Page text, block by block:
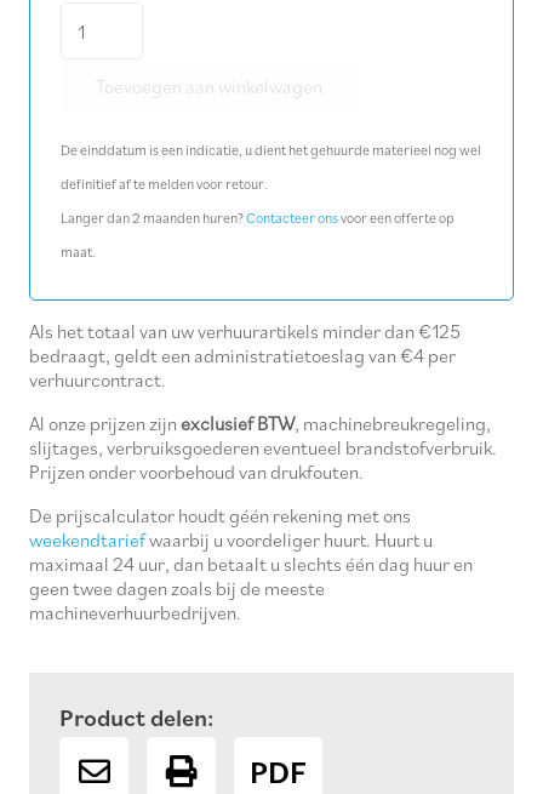
aantalToevoegen aan winkelwagen
De einddatum is een indicatie, u dient het gehuurde materieel nog wel
definitief af te melden voor retour.
Langer dan 2 maanden huren?Contacteer onsvoor een offerte op
maat.
Als het totaal van uw verhuurartikels minder dan €125
bedraagt, geldt een administratietoeslag van €4 per
verhuurcontract.
Al onze prijzen zijn exclusief BTW, machinebreukregeling,
slijtages, verbruiksgoederen eventueel brandstofverbruik.
Prijzen onder voorbehoud van drukfouten.
De prijscalculator houdt géén rekening met ons
weekendtariefwaarbij u voordeliger huurt. Huurt u
maximaal 24 uur, dan betaalt u slechts één dag huur en
geen twee dagen zoals bij de meeste
machineverhuurbedrijven.
Product delen:
PDF